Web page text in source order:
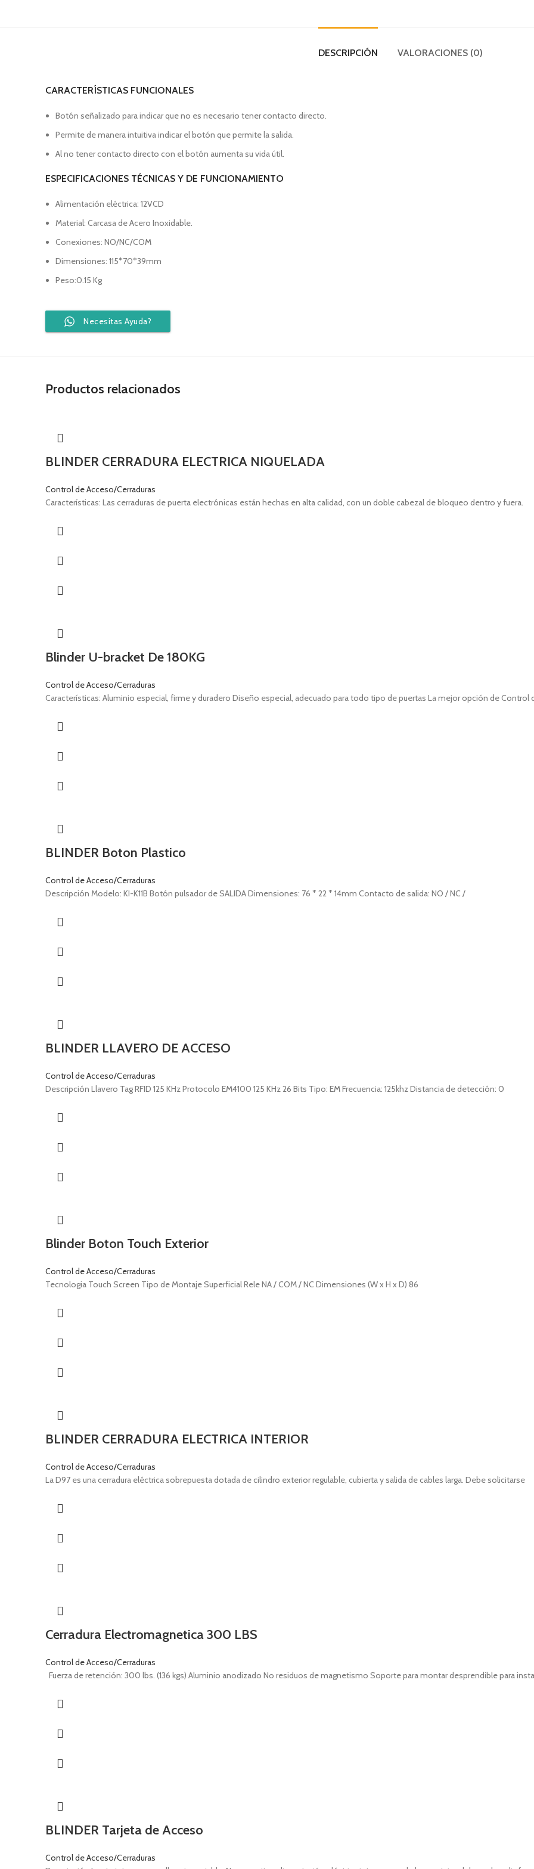
DESCRIPCIÓN VALORACIONES (0)
CARACTERÍSTICAS FUNCIONALES
Botón señalizado para indicar que no es necesario tener contacto directo.
Permite de manera intuitiva indicar el botón que permite la salida.
Al no tener contacto directo con el botón aumenta su vida útil.
ESPECIFICACIONES TÉCNICAS Y DE FUNCIONAMIENTO
Alimentación eléctrica: 12VCD
Material: Carcasa de Acero Inoxidable.
Conexiones: NO/NC/COM
Dimensiones: 115*70*39mm
Peso:0.15 Kg
Necesitas Ayuda?
Productos relacionados
BLINDER CERRADURA ELECTRICA NIQUELADA
Control de Acceso/Cerraduras
Características: Las cerraduras de puerta electrónicas están hechas en alta calidad, con un doble cabezal de bloqueo dentro y fuera.
Blinder U-bracket De 180KG
Control de Acceso/Cerraduras
Características: Aluminio especial, firme y duradero Diseño especial, adecuado para todo tipo de puertas La mejor opción de Control
BLINDER Boton Plastico
Control de Acceso/Cerraduras
Descripción Modelo: KI-K11B Botón pulsador de SALIDA Dimensiones: 76 * 22 * 14mm Contacto de salida: NO / NC /
BLINDER LLAVERO DE ACCESO
Control de Acceso/Cerraduras
Descripción Llavero Tag RFID 125 KHz Protocolo EM4100 125 KHz 26 Bits Tipo: EM Frecuencia: 125khz Distancia de detección: 0
Blinder Boton Touch Exterior
Control de Acceso/Cerraduras
Tecnologia Touch Screen Tipo de Montaje Superficial Rele NA / COM / NC Dimensiones (W x H x D) 86
BLINDER CERRADURA ELECTRICA INTERIOR
Control de Acceso/Cerraduras
La D97 es una cerradura eléctrica sobrepuesta dotada de cilindro exterior regulable, cubierta y salida de cables larga. Debe solicitarse
Cerradura Electromagnetica 300 LBS
Control de Acceso/Cerraduras
Fuerza de retención: 300 lbs. (136 kgs) Aluminio anodizado No residuos de magnetismo Soporte para montar desprendible para
BLINDER Tarjeta de Acceso
Control de Acceso/Cerraduras